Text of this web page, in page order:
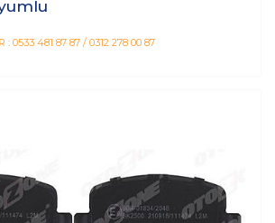
: 0533 481 87 87 / 0312 278 00 87